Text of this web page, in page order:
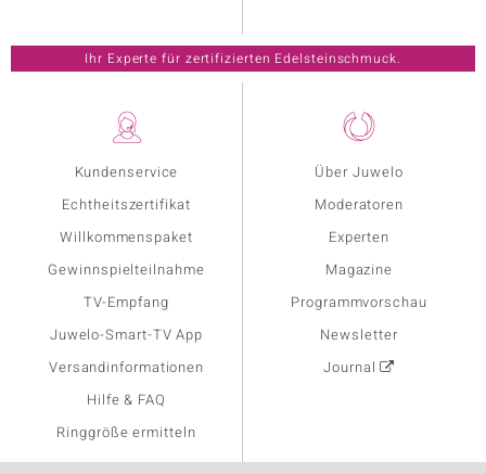
Kundenservice
Echtheitszertifikat
Willkommenspaket
Gewinnspielteilnahme
TV-Empfang
Juwelo-Smart-TV App
Versandinformationen
Hilfe & FAQ
Ringgröße ermitteln
Über Juwelo
Moderatoren
Experten
Magazine
Programmvorschau
Newsletter
Journal
Ihr Experte für zertifizierten Edelsteinschmuck.